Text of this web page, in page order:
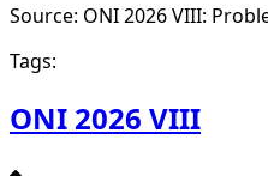
Source: ONI 2026 VIII:
Tags:
ONI 2026 VIII